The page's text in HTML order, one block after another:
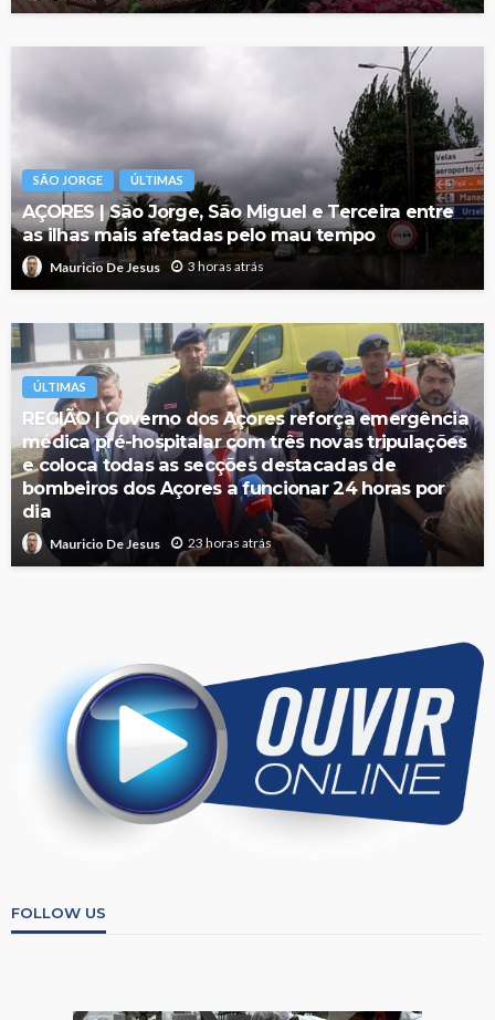
SÃO JORGE ÚLTIMAS
AÇORES | São Jorge, São Miguel e Terceira entre
as ilhas mais afetadas pelo mau tempo
Mauricio De Jesus 3 horas atrás
ÚLTIMAS
REGIÃO | Governo dos Açores reforça emergência
médica pré-hospitalar com três novas tripulações
e coloca todas as secções destacadas de
bombeiros dos Açores a funcionar 24 horas por
dia
Mauricio De Jesus 23 horas atrás
FOLLOW US